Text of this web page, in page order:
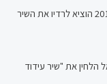
באוגוסט 2018 הוציא לרדיו את השיר
הלחין את "שיר עידוד